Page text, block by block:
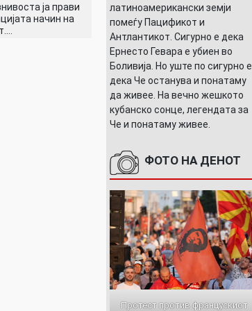
ја прави
начин на
латиноамерикански земји
помеѓу Пацификот и
Антлантикот. Сигурно е дека
Ернесто Гевара е убиен во
Боливија. Но уште по сигурно е
дека Че останува и понатаму
да живее. На вечно жешкото
кубанско сонце, легендата за
Че и понатаму живее.
ФОТО НА ДЕНОТ
Протест против францускиот